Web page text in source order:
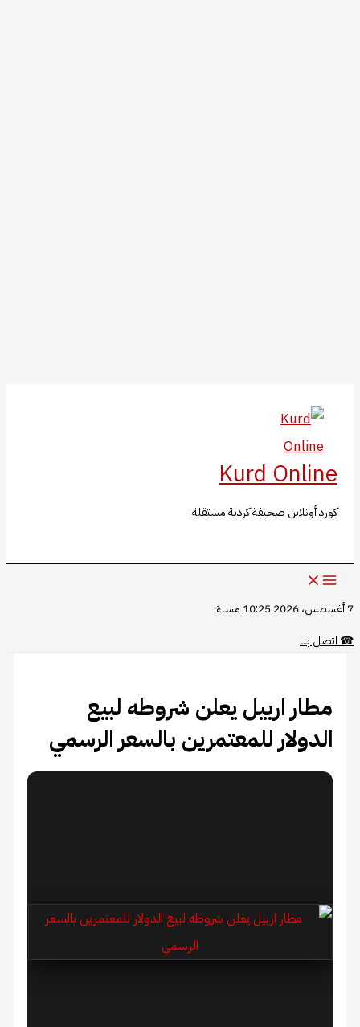
المحتوى
Kurd Online
كورد أونلاين صحيفة كردية مستقلة
7 أغسطس، 2026 10:25 مساءً
☎اتصل بنا
مطار اربيل يعلن شروطه لبيع
الدولار للمعتمرين بالسعر الرسمي